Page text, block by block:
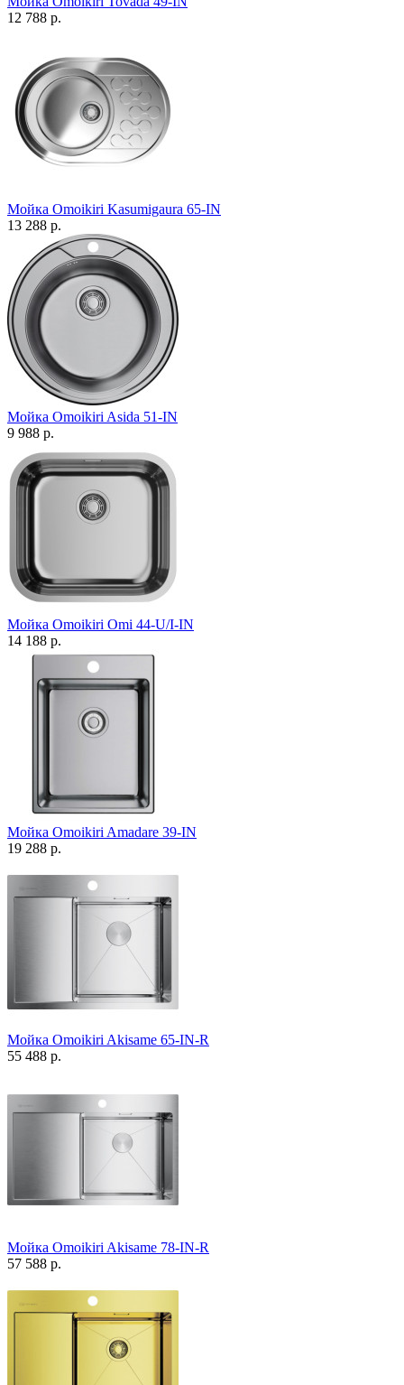
12 788 р.
Мойка Omoikiri Kasumigaura 65-IN
13 288 р.
Мойка Omoikiri Asida 51-IN
9 988 р.
Мойка Omoikiri Omi 44-U/I-IN
14 188 р.
Мойка Omoikiri Amadare 39-IN
19 288 р.
Мойка Omoikiri Akisame 65-IN-R
55 488 р.
Мойка Omoikiri Akisame 78-IN-R
57 588 р.